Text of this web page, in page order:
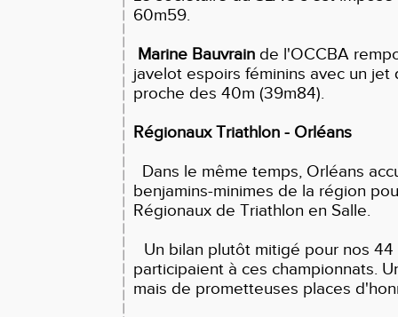
60m59.
Marine Bauvrain de l'OCCBA
javelot espoirs féminins avec un
proche des 40m (39m84).
Régionaux Triathlon - Orléans
Dans le même temps, Orléans
benjamins-minimes de la région
Régionaux de Triathlon en Salle.
Un bilan plutôt mitigé pour nos
participaient à ces championnats.
mais de prometteuses places